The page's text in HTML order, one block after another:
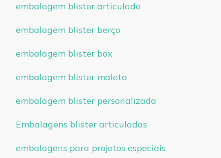
embalagem blister articulado
embalagem blister berço
embalagem blister box
embalagem blister maleta
embalagem blister personalizada
Embalagens blister articuladas
embalagens para projetos especiais